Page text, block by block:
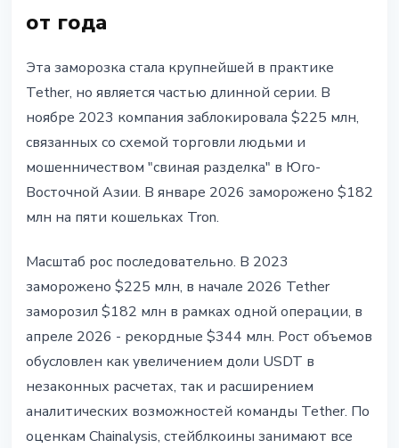
от года
Эта заморозка стала крупнейшей в практике
Tether, но является частью длинной серии. В
ноябре 2023 компания заблокировала $225 млн,
связанных со схемой торговли людьми и
мошенничеством "свиная разделка" в Юго-
Восточной Азии. В январе 2026 заморожено $182
млн на пяти кошельках Tron.
Масштаб рос последовательно. В 2023
заморожено $225 млн, в начале 2026 Tether
заморозил $182 млн в рамках одной операции, в
апреле 2026 - рекордные $344 млн. Рост объемов
обусловлен как увеличением доли USDT в
незаконных расчетах, так и расширением
аналитических возможностей команды Tether. По
оценкам Chainalysis, стейблкоины занимают все